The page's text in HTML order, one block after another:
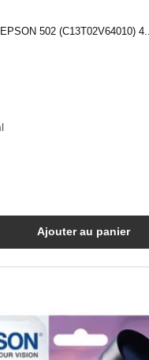
502 (C13T02V64010) 4...
Ajouter au panier